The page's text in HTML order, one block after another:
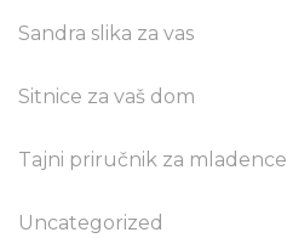
Sandra slika za vas
Sitnice za vaš dom
Tajni priručnik za mladence
Uncategorized